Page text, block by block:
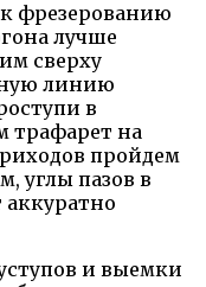
фрезерованию
лучше
сверху
линию
в
трафарет на
пройдем
углы пазов в
и выемки